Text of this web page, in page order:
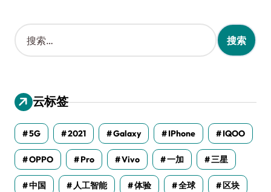
搜
索
：
云标签
5G 2021 Galaxy IPhone IQOO
OPPO Pro Vivo 一加 三星
中国 人工智能 体验 全球 区块